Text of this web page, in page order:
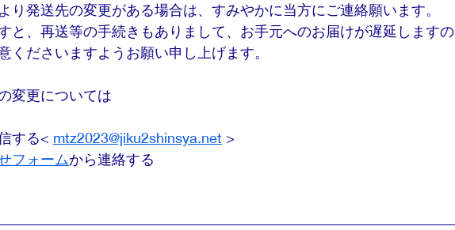
り発送先の変更がある場合は、すみやかに当方にご連絡願います。
と、再送等の手続きもありまして、お手元へのお届けが遅延しますの
くださいますようお願い申し上げます。
変更については
する< mtz2023@jiku2shinsya.net >
フォームから連絡する